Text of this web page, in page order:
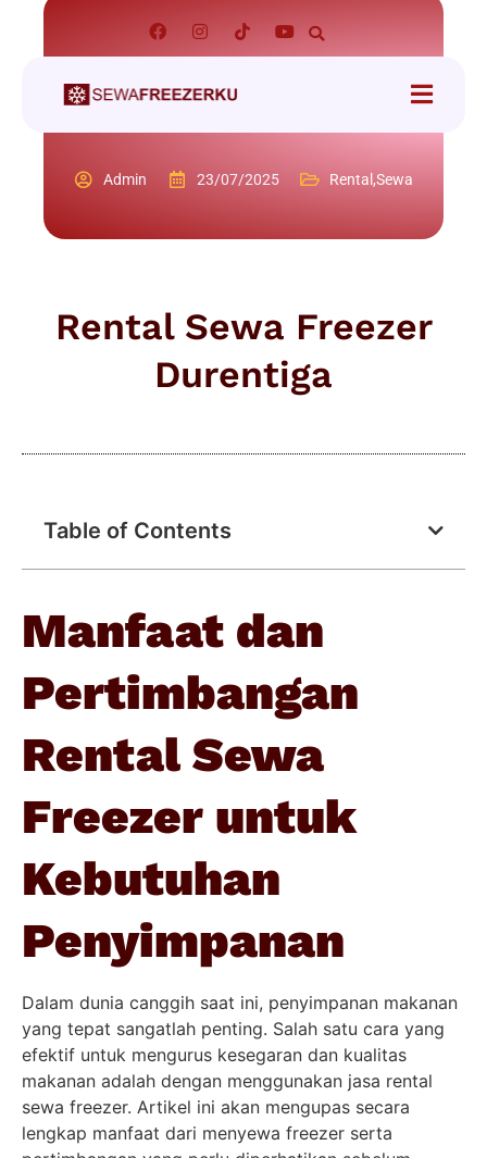
Admin 23/07/2025 Rental ,Sewa
Rental Sewa Freezer
Durentiga
Table of Contents
Manfaat dan
Pertimbangan
Rental Sewa
Freezer untuk
Kebutuhan
Penyimpanan
Dalam dunia canggih saat ini, penyimpanan makanan
yang tepat sangatlah penting. Salah satu cara yang
efektif untuk mengurus kesegaran dan kualitas
makanan adalah dengan menggunakan jasa rental
sewa freezer. Artikel ini akan mengupas secara
lengkap manfaat dari menyewa freezer serta